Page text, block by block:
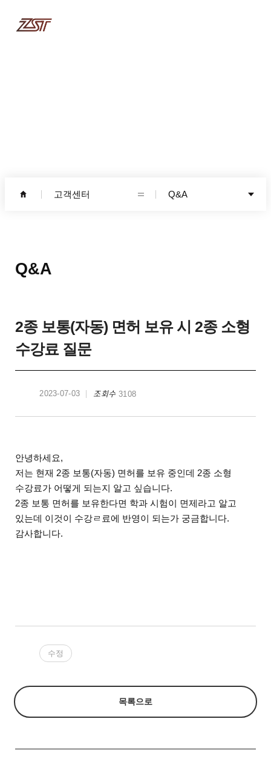
고객센터 Q&A
Q&A
2종 보통(자동) 면허 보유 시 2종 소형
수강료 질문
2023-07-03 조회수 3108
안녕하세요,
저는 현재 2종 보통(자동) 면허를 보유 중인데 2종 소형
수강료가 어떻게 되는지 알고 싶습니다.
2종 보통 면허를 보유한다면 학과 시험이 면제라고 알고
있는데 이것이 수강ㄹ료에 반영이 되는가 궁금합니다.
감사합니다.
목록으로
수정